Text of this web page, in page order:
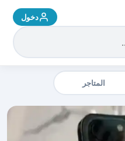
دخول
المتاجر